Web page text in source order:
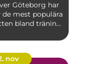
Göteborg har
de mest populära
bland tränin...
nov